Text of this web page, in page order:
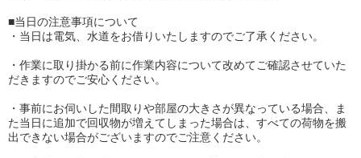
■当日の注意事項について
・当日は電気、水道をお借りいたしますのでご了承ください。
・作業に取り掛かる前に作業内容について改めてご確認させていた
だきますのでご安心ください。
・事前にお伺いした間取りや部屋の大きさが異なっている場合、ま
た当日に追加で回収物が増えてしまった場合は、すべての荷物を搬
出できない場合がございますのでご注意ください。